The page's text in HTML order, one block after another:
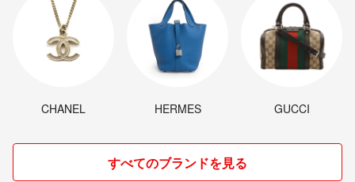
CHANEL HERMES GUCCI
すべてのブランドを見る